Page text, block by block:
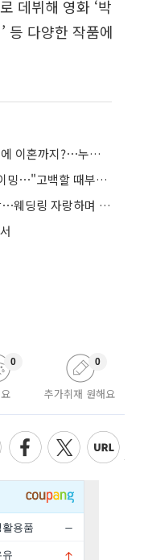
데뷔해 영화 ‘박
등 다양한 작품에
디자이너 황재근, 티아라 지연과 결혼에 이혼까지?⋯누리꾼들 "이름은 알고 쓰길"
'편스토랑' 고우림, 김연아와 결혼 타이밍⋯"고백할 때부터 결혼 생각"
윤선우♥김가은, 직접 전한 결혼 소감⋯웨딩링 자랑하며 활짝
0
추가취재 원해요
0